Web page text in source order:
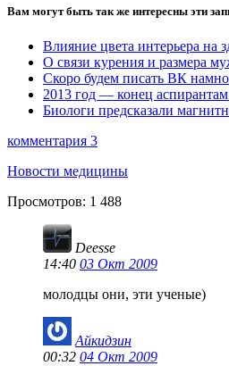
Вам могут быть так же интересны эти
Влияние цвета интерьера на
О связи курения и размера
Скоро будем писать ВК
2013 год — конец
Биологи предсказали
комментария 3
Новости медицины
Просмотров: 1 488
Deesse
14:40 03 Окт 2009
молодцы они, эти ученые)
Айкидзин
00:32 04 Окт 2009